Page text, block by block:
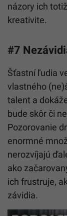
názory ich
kreativite.
#7
Šťastní ľudia
vlastného
talent a
bude skôr či
Pozorovanie
enormné
nerozvíjajú
ako
ich frustruje,
závidia.